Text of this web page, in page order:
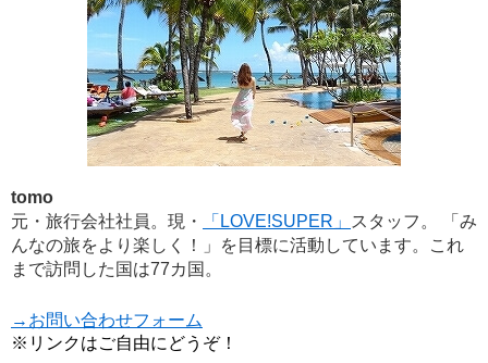
tomo
元・旅行会社社員。現・
「LOVE!SUPER」
スタッフ。 「み
んなの旅をより楽しく！」を目標に活動しています。これ
まで訪問した国は77カ国。
→お問い合わせフォーム
※リンクはご自由にどうぞ！